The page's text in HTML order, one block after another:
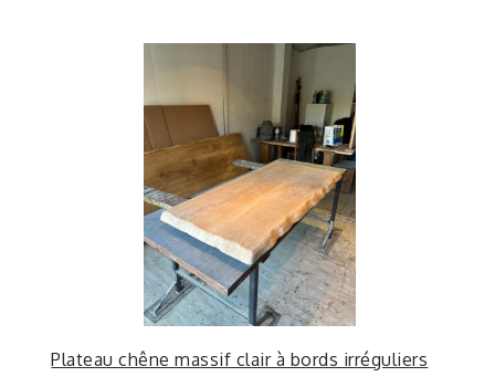
Plateau chêne massif clair à bords irréguliers